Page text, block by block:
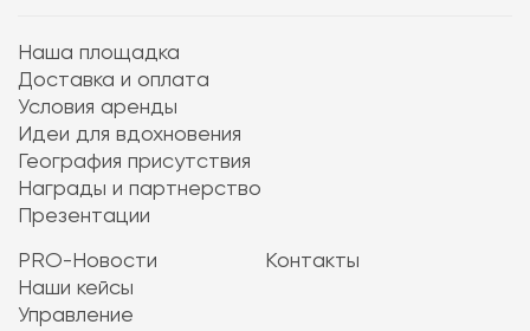
Наша площадка
Доставка и оплата
Условия аренды
Идеи для вдохновения
География присутствия
Награды и партнерство
Презентации
PRO-Новости
Наши кейсы
Управление
Контакты